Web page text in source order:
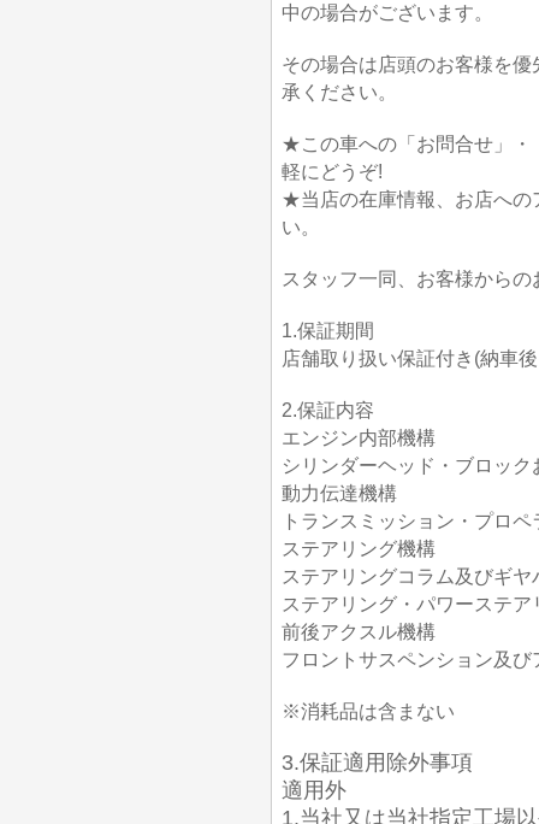
中の場合がございます。
その場合は店頭のお客様を
承ください。
★この車への「お問合せ」・
軽にどうぞ!
★当店の在庫情報、お店への
い。
スタッフ一同、お客様から
1.保証期間
店舗取り扱い保証付き(納車
2.保証内容
エンジン内部機構
シリンダーヘッド・ブロッ
動力伝達機構
トランスミッション・プロ
ステアリング機構
ステアリングコラム及びギヤ
ステアリング・パワーステア
前後アクスル機構
フロントサスペンション及
※消耗品は含まない
3.保証適用除外事項
適用外
1.当社又は当社指定工場